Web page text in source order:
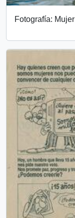
Fotografía: